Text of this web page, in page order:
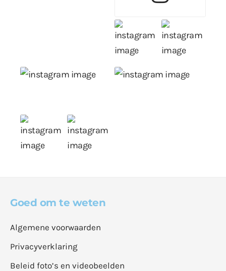
Goed om te weten
Algemene voorwaarden
Privacyverklaring
Beleid foto’s en videobeelden